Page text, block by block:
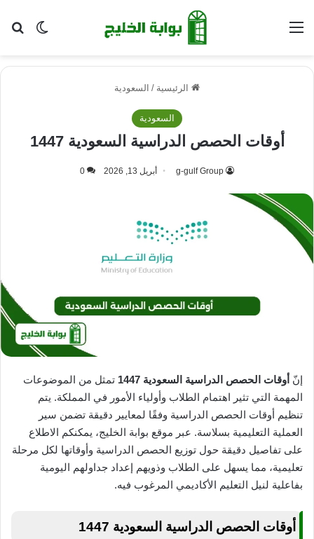
الوضع القائمة
الرئيسية / السعودية
السعودية
أوقات الحصص الدراسية السعودية 1447
g-gulf Group أبريل 13, 2026 0
إنّ أوقات الحصص الدراسية السعودية 1447
تمثل من الموضوعات
المهمة التي تثير اهتمام الطلاب وأولياء الأمور في المملكة. يتم
تنظيم أوقات الحصص الدراسية وفقًا لمعايير دقيقة تضمن سير
العملية التعليمية بسلاسة. عبر موقع بوابة الخليج، يمكنكم الاطلاع
على تفاصيل دقيقة حول توزيع الحصص الدراسية وأوقاتها لكل مرحلة
تعليمية، مما يسهل على الطلاب وذويهم إعداد جداولهم اليومية
بفاعلية لنيل التعليم الأكاديمي المرغوب فيه.
أوقات الحصص الدراسية السعودية 1447